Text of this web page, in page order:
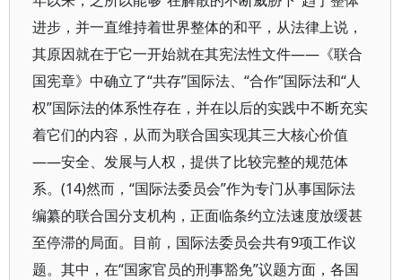
进步，并一直维持着世界整体的和平，从法律上说，
其原因就在于它一开始就在其宪法性文件——《联合
国宪章》中确立了“共存”国际法、“合作”国际法和“人
权”国际法的体系性存在，并在以后的实践中不断充实
着它们的内容，从而为联合国实现其三大核心价值
——安全、发展与人权，提供了比较完整的规范体
系。(14)然而，“国际法委员会”作为专门从事国际法
编纂的联合国分支机构，正面临条约立法速度放缓甚
至停滞的局面。目前，国际法委员会共有9项工作议
题。其中，在“国家官员的刑事豁免”议题方面，各国